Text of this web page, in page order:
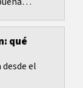
qué
el